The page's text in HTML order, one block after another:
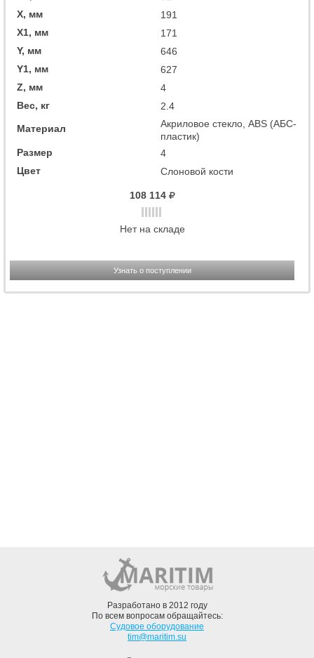
X, мм
191
X1, мм
171
Y, мм
646
Y1, мм
627
Z, мм
4
Вес, кг
2.4
Материал
Акриловое стекло, ABS (АБС-
пластик)
Размер
4
Цвет
Слоновой кости
108 114
Нет на складе
Узнать о поступлении
Разработано в 2012 году
По всем вопросам обращайтесь:
Судовое оборудование
tim@maritim.su